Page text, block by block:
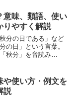
ポラリス」の意味や
て、...
意味、類語、使い
りやすく解説
分の日である」など
の日」という言葉。
秋分」を音読み
うか？この記事では
や使い方や...
や使い方・例文を
説